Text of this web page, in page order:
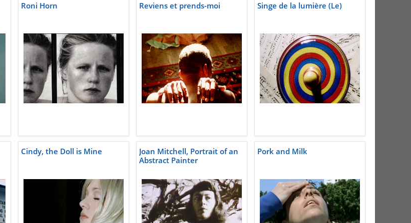
Roni Horn Reviens et prends-moi Singe de la lumière (Le)
Cindy, the Doll is Mine
Joan Mitchell, Portrait of an
Abstract Painter
Pork and Milk